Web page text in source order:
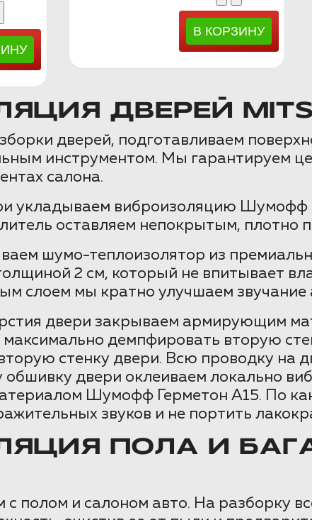
ДВЕРЕЙ
дверей, подготавливаем
инструментом. Мы гарантируем
салона.
укладываем виброизоляцию Шумофф
оставляем непокрытым, плотно
шумо-теплоизолятор из
2 см, который не впитывает
слоем мы кратно улучшаем звучание
двери закрываем армирующим
демпфировать вторую
стенку двери. Всю проводку на
двери оклеиваем локально
Шумофф Герметон А15. По
звуков и не портить
ПОЛА И
с полом и салоном авто. На разборку